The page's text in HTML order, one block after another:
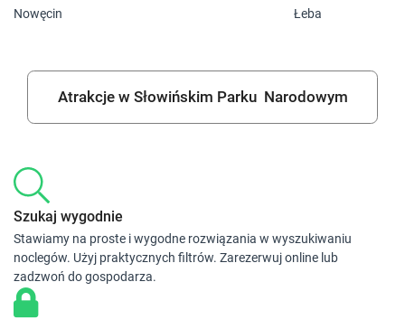
Nowęcin Łeba
Atrakcje w Słowińskim Parku Narodowym
Szukaj wygodnie
Stawiamy na proste i wygodne rozwiązania w wyszukiwaniu
noclegów. Użyj praktycznych filtrów. Zarezerwuj online lub
zadzwoń do gospodarza.